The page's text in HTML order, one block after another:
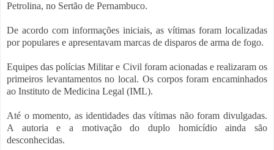
Petrolina, no Sertão de Pernambuco.
De acordo com informações iniciais, as vítimas foram localizadas
por populares e apresentavam marcas de disparos de arma de fogo.
Equipes das polícias Militar e Civil foram acionadas e realizaram os
primeiros levantamentos no local. Os corpos foram encaminhados
ao Instituto de Medicina Legal (IML).
Até o momento, as identidades das vítimas não foram divulgadas.
A autoria e a motivação do duplo homicídio ainda são
desconhecidas.